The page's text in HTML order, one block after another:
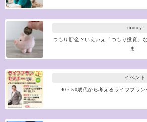
money
つもり貯金？いえいえ「つもり投資」
ま…
イベント
40～50歳代から考えるライフプラ